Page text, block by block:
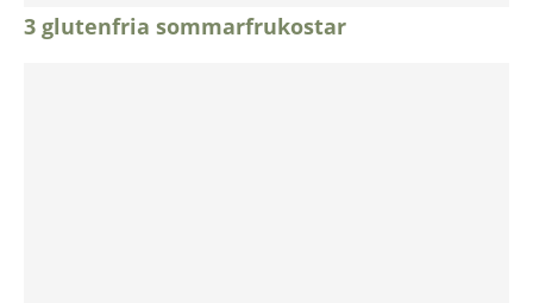
3 glutenfria sommarfrukostar